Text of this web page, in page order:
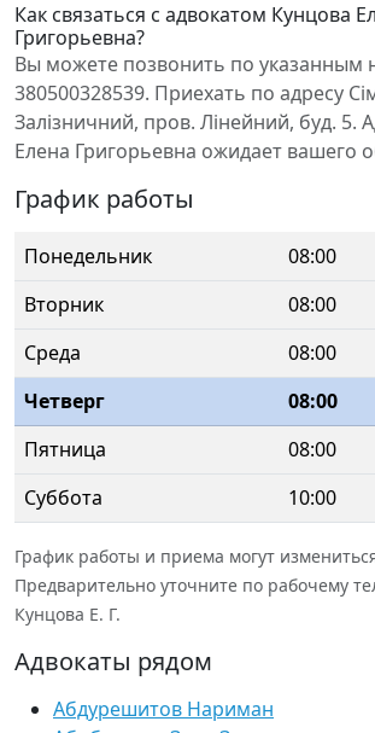
Как связаться с адвокатом Кунцова
Григорьевна?
Вы можете позвонить по указанным
380500328539. Приехать по адресу
Залізничний, пров. Лінейний, буд. 5.
Елена Григорьевна ожидает вашего
График работы
Понедельник 08:00
Вторник
08:00
Среда
08:00
Четверг
08:00
Пятница
08:00
Суббота
10:00
График работы и приема могут
Предварительно уточните по рабочему
Кунцова Е. Г.
Адвокаты рядом
Абдурешитов Нариман